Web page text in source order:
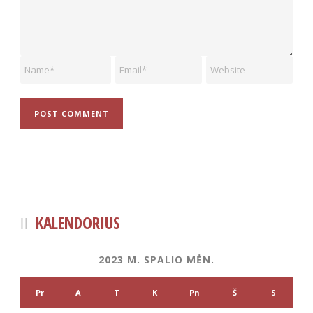
KALENDORIUS
2023 M. SPALIO MĖN.
Pr A T K Pn Š S